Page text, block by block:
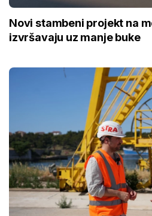
Novi stambeni projekt na
izvršavaju uz manje buke